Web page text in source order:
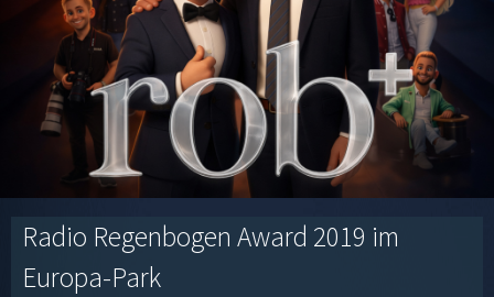
Radio Regenbogen Award 2019 im
Europa-Park